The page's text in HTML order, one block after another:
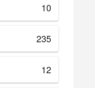
10
235
12